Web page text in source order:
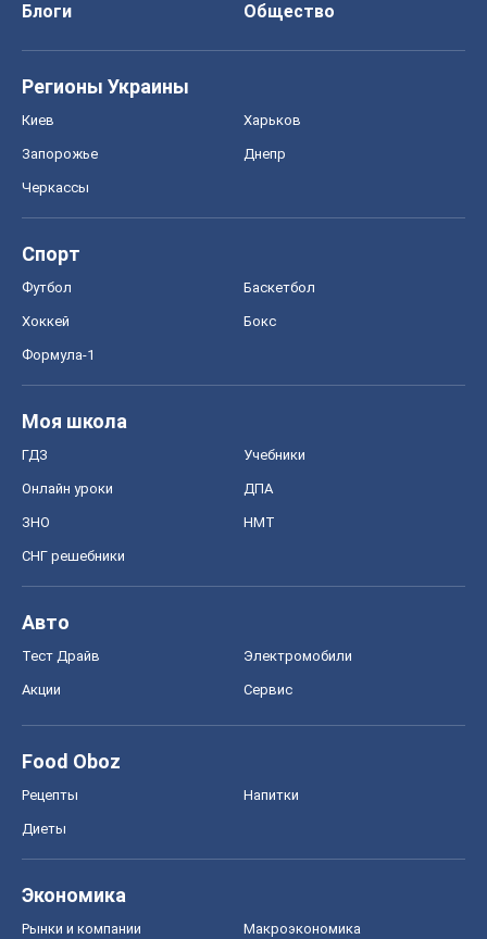
Блоги
Общество
Регионы Украины
Киев Харьков
Запорожье Днепр
Черкассы
Спорт
Футбол Баскетбол
Хоккей Бокс
Формула-1
Моя школа
ГДЗ Учебники
Онлайн уроки ДПА
ЗНО НМТ
СНГ решебники
Авто
Тест Драйв Электромобили
Акции Сервис
Food Oboz
Рецепты Напитки
Диеты
Экономика
Рынки и компании Mакроэкономика